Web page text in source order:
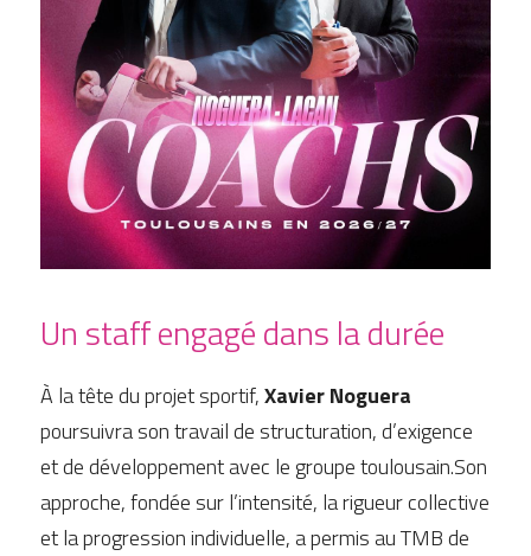
Un staff engagé dans la durée
À la tête du projet sportif, Xavier Noguera
poursuivra son travail de structuration, d’exigence
et de développement avec le groupe toulousain.Son
approche, fondée sur l’intensité, la rigueur collective
et la progression individuelle, a permis au TMB de